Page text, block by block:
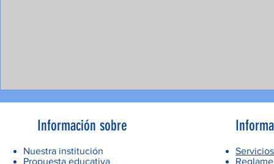
Información sobre
Nuestra institución
Propuesta educativa
Servicios